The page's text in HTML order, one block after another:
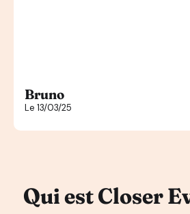
Bruno
Le 13/03/25
Qui est Closer